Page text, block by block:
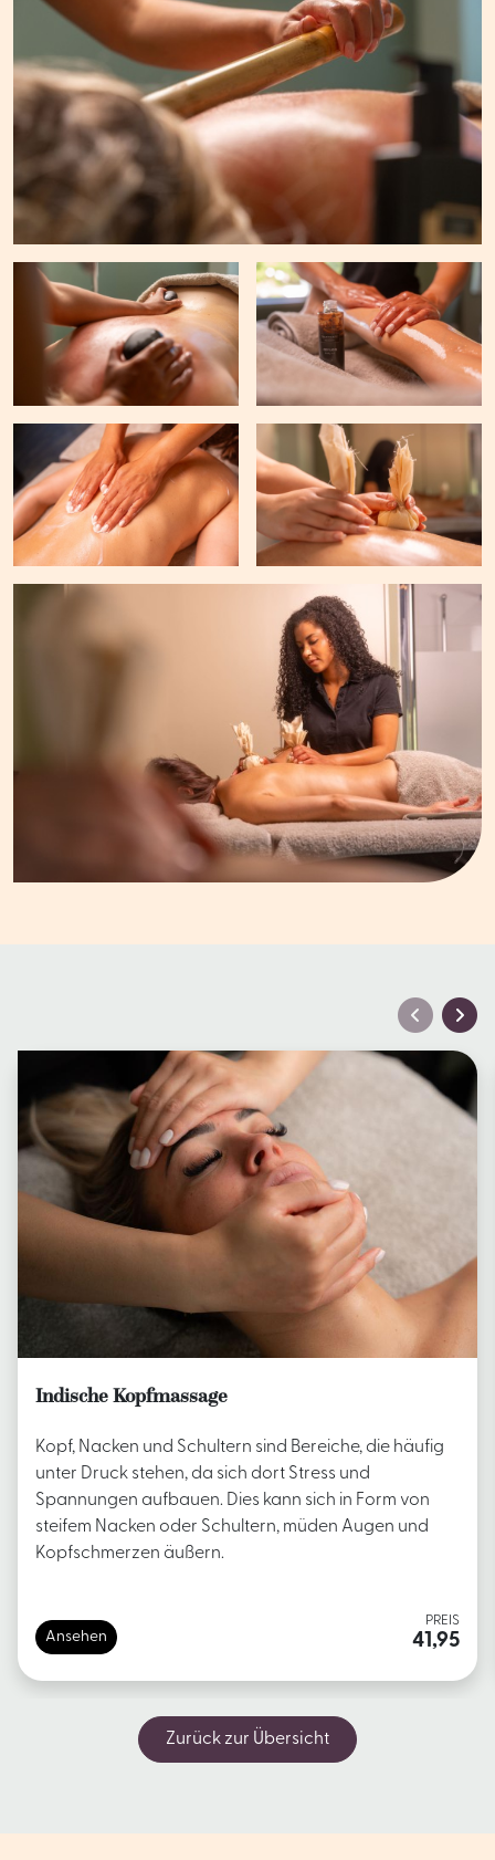
Indische Kopfmassage
Kopf, Nacken und Schultern sind Bereiche, die häufig
unter Druck stehen, da sich dort Stress und
Spannungen aufbauen. Dies kann sich in Form von
steifem Nacken oder Schultern, müden Augen und
Kopfschmerzen äußern.
Ansehen
PREIS
41,95
Zurück zur Übersicht